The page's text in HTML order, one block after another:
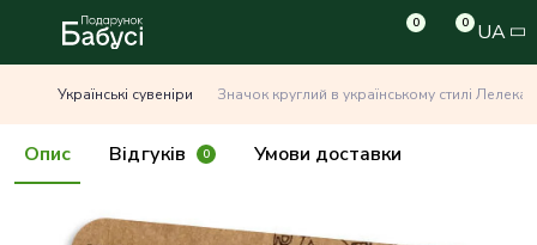
0 0 UA
Українські сувеніри Значок круглий в українському стилі Лелека
Опис Відгуків 0 Умови доставки